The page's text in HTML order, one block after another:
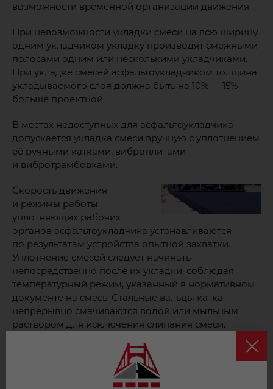
возможности временной организации движения.
При невозможности укладки смеси на всю ширину
одним укладчиком укладку производят смежными
полосами одним или несколькими укладчиками.
При укладке смесей асфальтоукладчиком толщина
укладываемого слоя должна быть на 10% — 15%
больше проектной.
В местах недоступных для асфальтоукладчика
допускается укладка смеси вручную с уплотнением
её ручными катками, виброплитами
и вибротрамбовками.
Скорость движения
и режимы работы
уплотняющих рабочих
органов асфальтоукладчика устанавливаются
по результатам устройства опытной захватки.
Уплотнение смесей следует начинать
непосредственно после их укладки, соблюдая
температурный режим, указанный в нормативном
документе на смесь. Стальные вальцы катка
непрерывно смачиваются водой или мыльным
раствором для исключения слипания смеси.
Уплотнение начинают от кромки укладываемой
полосы с последующим перемещением катков